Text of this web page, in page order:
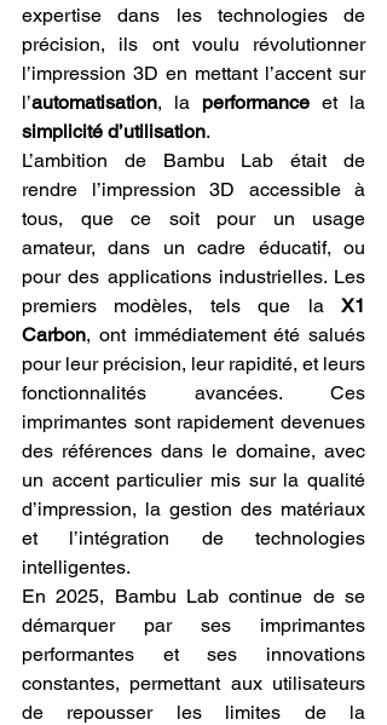
expertise dans les technologies de
précision, ils ont voulu révolutionner
l’impression 3D en mettant l’accent sur
l’automatisation, la performance
simplicité d’utilisation.
L’ambition de Bambu Lab était de
rendre l’impression 3D accessible à
tous, que ce soit pour un usage
amateur, dans un cadre éducatif, ou
pour des applications industrielles. Les
premiers modèles, tels que la X1
Carbon, ont immédiatement été salués
pour leur précision, leur rapidité, et leurs
fonctionnalités avancées. Ces
imprimantes sont rapidement devenues
des références dans le domaine, avec
un accent particulier mis sur la qualité
d’impression, la gestion des matériaux
et l’intégration de technologies
intelligentes.
En 2025, Bambu Lab continue de se
démarquer par ses imprimantes
performantes et ses innovations
constantes, permettant aux utilisateurs
de repousser les limites de la